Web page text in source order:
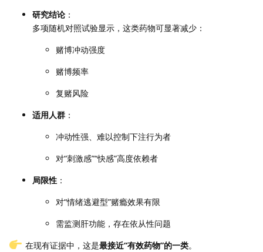
研究结论 ：
多项随机对照试验显示，这类药物可显著减少：
赌博冲动强度
赌博频率
复赌风险
适用人群 ：
冲动性强、难以控制下注行为者
对“刺激感”“快感”高度依赖者
局限性 ：
对“情绪逃避型”赌瘾效果有限
需监测肝功能，存在依从性问题
在现有证据中，这是最接近“有效药物”的一类。